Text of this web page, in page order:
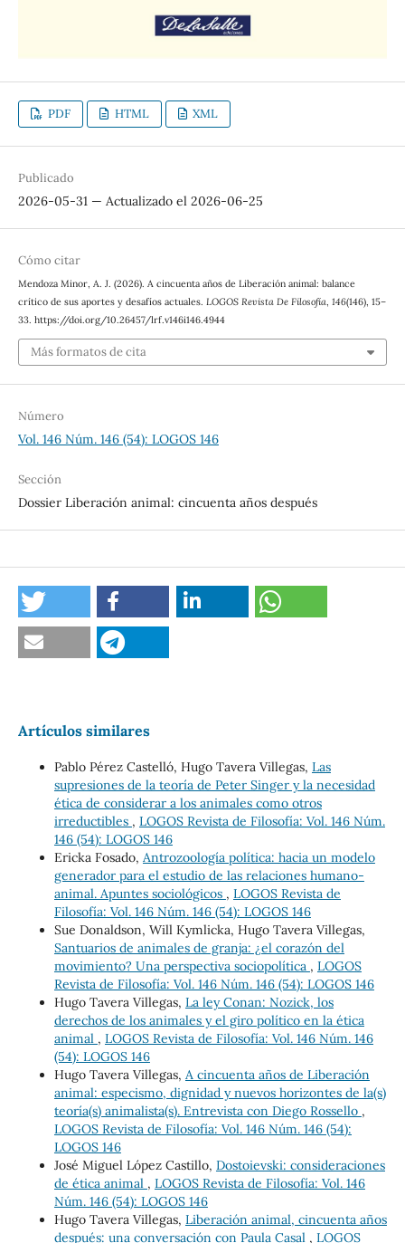
PDF HTML XML
Publicado
2026-05-31 — Actualizado el 2026-06-25
Cómo citar
Mendoza Minor, A. J. (2026). A cincuenta años de Liberación animal: balance
crítico de sus aportes y desafíos actuales. LOGOS Revista De Filosofía, 146(146), 15–
33. https://doi.org/10.26457/lrf.v146i146.4944
Más formatos de cita
Número
Vol. 146 Núm. 146 (54): LOGOS 146
Sección
Dossier Liberación animal: cincuenta años después
Artículos similares
Pablo Pérez Castelló, Hugo Tavera Villegas, Las
supresiones de la teoría de Peter Singer y la necesidad
ética de considerar a los animales como otros
irreductibles , LOGOS Revista de Filosofía: Vol. 146 Núm.
146 (54): LOGOS 146
Ericka Fosado, Antrozoología política: hacia un modelo
generador para el estudio de las relaciones humano-
animal. Apuntes sociológicos , LOGOS Revista de
Filosofía: Vol. 146 Núm. 146 (54): LOGOS 146
Sue Donaldson, Will Kymlicka, Hugo Tavera Villegas,
Santuarios de animales de granja: ¿el corazón del
movimiento? Una perspectiva sociopolítica , LOGOS
Revista de Filosofía: Vol. 146 Núm. 146 (54): LOGOS 146
Hugo Tavera Villegas, La ley Conan: Nozick, los
derechos de los animales y el giro político en la ética
animal , LOGOS Revista de Filosofía: Vol. 146 Núm. 146
(54): LOGOS 146
Hugo Tavera Villegas, A cincuenta años de Liberación
animal: especismo, dignidad y nuevos horizontes de la(s)
teoría(s) animalista(s). Entrevista con Diego Rossello ,
LOGOS Revista de Filosofía: Vol. 146 Núm. 146 (54):
LOGOS 146
José Miguel López Castillo, Dostoievski: consideraciones
de ética animal , LOGOS Revista de Filosofía: Vol. 146
Núm. 146 (54): LOGOS 146
Hugo Tavera Villegas, Liberación animal, cincuenta años
después: una conversación con Paula Casal , LOGOS